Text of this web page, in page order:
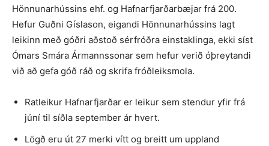
Hönnunarhússins ehf. og Hafnarfjarðarbæjar frá 200.
Hefur Guðni Gíslason, eigandi Hönnunarhússins lagt
leikinn með góðri aðstoð sérfróðra einstaklinga, ekki síst
Ómars Smára Ármannssonar sem hefur verið óþreytandi
við að gefa góð ráð og skrifa fróðleiksmola.
Ratleikur Hafnarfjarðar er leikur sem stendur yfir frá
júní til síðla september ár hvert.
Lögð eru út 27 merki vítt og breitt um uppland